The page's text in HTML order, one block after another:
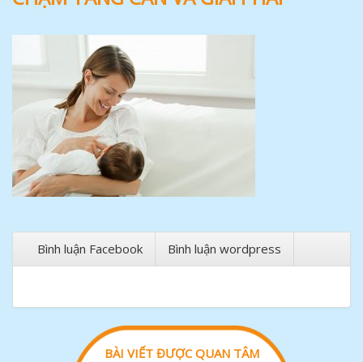
Bình luận Facebook Bình luận wordpress
BÀI VIẾT ĐƯỢC QUAN TÂM